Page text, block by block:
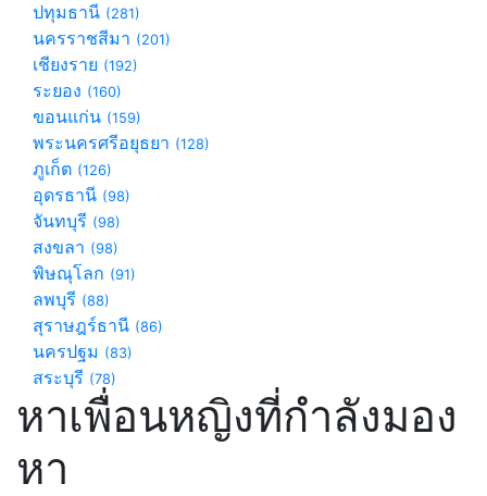
ปทุมธานี (281)
นครราชสีมา (201)
เชียงราย (192)
ระยอง (160)
ขอนแก่น (159)
พระนครศรีอยุธยา (128)
ภูเก็ต (126)
อุดรธานี (98)
จันทบุรี (98)
สงขลา (98)
พิษณุโลก (91)
ลพบุรี (88)
สุราษฎร์ธานี (86)
นครปฐม (83)
สระบุรี (78)
หาเพื่อนหญิงที่กำลังมอง
หา